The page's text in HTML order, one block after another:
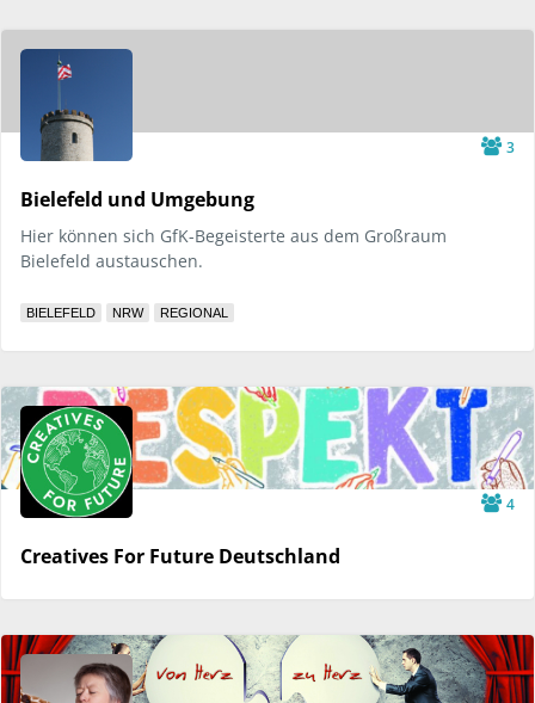
3
Bielefeld und Umgebung
Hier können sich GfK-Begeisterte aus dem Großraum
Bielefeld austauschen.
BIELEFELD NRW REGIONAL
4
Creatives For Future Deutschland